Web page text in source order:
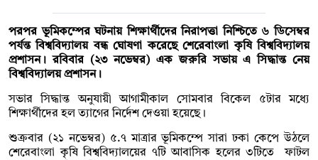
পরপর ভূমিকম্পের ঘটনায় শিক্ষার্থীদের নিরাপত্তা নিশ্চিতে ৬ ডিসেম্বর
পর্যন্ত বিশ্ববিদ্যালয় বন্ধ ঘোষণা করেছে শেরেবাংলা কৃষি বিশ্ববিদ্যালয়
প্রশাসন। রবিবার (২৩ নভেম্বর) এক জরুরি সভায় এ সিদ্ধান্ত নেয়
বিশ্ববিদ্যালয় প্রশাসন।
সভার সিদ্ধান্ত অনুযায়ী আগামীকাল সোমবার বিকেল ৫টার মধ্যে
শিক্ষার্থীদের হল ত্যাগের নির্দেশ দেওয়া হয়েছে।
শুক্রবার (২১ নভেম্বর) ৫.৭ মাত্রার ভূমিকম্পে সারা ঢকা কেপে উঠলে
শেরেবাংলা কৃষি বিশ্ববিদ্যালয়ের ৭টি আবাসিক হলের ৩টিতে ফাটল